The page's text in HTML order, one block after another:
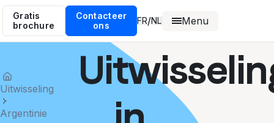
Gratis
brochure
Contacteer
ons
FR/NL Menu
Uitwisseling
Argentinie